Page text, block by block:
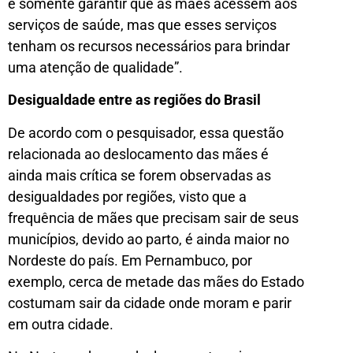
é somente garantir que as mães acessem aos
serviços de saúde, mas que esses serviços
tenham os recursos necessários para brindar
uma atenção de qualidade”.
Desigualdade entre as regiões do Brasil
De acordo com o pesquisador, essa questão
relacionada ao deslocamento das mães é
ainda mais crítica se forem observadas as
desigualdades por regiões, visto que a
frequência de mães que precisam sair de seus
municípios, devido ao parto, é ainda maior no
Nordeste do país. Em Pernambuco, por
exemplo, cerca de metade das mães do Estado
costumam sair da cidade onde moram e parir
em outra cidade.